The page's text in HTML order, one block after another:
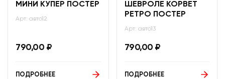
МИНИ КУПЕР ПОСТЕР
Арт: авто12
790,00 ₽
ПОДРОБНЕЕ
ШЕВРОЛЕ КОРВЕТ
РЕТРО ПОСТЕР
Арт: авто13
790,00 ₽
ПОДРОБНЕЕ